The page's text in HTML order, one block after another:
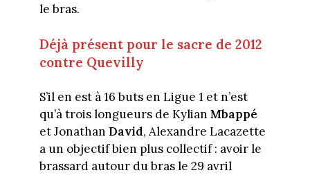
le bras.
Déjà présent pour le sacre de 2012
contre Quevilly
S’il en est à 16 buts en Ligue 1 et n’est
qu’à trois longueurs de Kylian Mbappé
et Jonathan David, Alexandre Lacazette
a un objectif bien plus collectif : avoir le
brassard autour du bras le 29 avril